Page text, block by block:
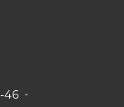
46